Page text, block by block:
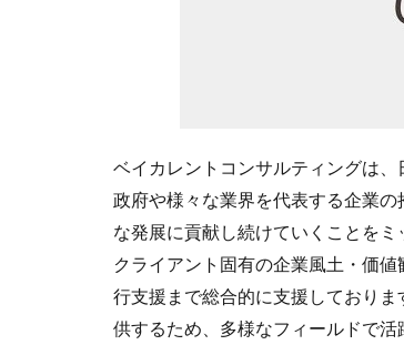
ベイカレントコンサルティングは、
政府や様々な業界を代表する企業
な発展に貢献し続けていくことを
クライアント固有の企業風土・価
行支援まで総合的に支援しており
供するため、多様なフィールドで活